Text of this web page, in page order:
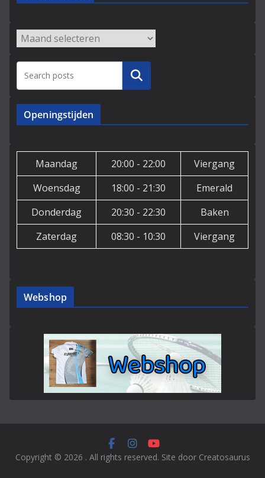
Archieven
Zoeken
Openingstijden
Maandag 20:00 - 22:00
Viergang
Woensdag
18:00 - 21:30
Emerald
Donderdag
20:30 - 22:30
Baken
Zaterdag
08:30 - 10:30 Viergang
Webshop
Copyright © 2026 . All rights reserved. Site door Creatosaurus